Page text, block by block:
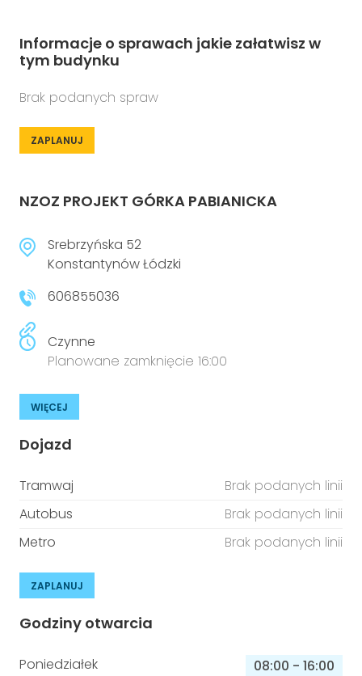
Informacje o sprawach jakie załatwisz w
tym budynku
Brak podanych spraw
ZAPLANUJ
NZOZ PROJEKT GÓRKA PABIANICKA
Srebrzyńska 52
Konstantynów Łódzki
606855036
Czynne
Planowane zamknięcie 16:00
WIĘCEJ
Dojazd
Tramwaj
Brak podanych linii
Autobus
Brak podanych linii
Metro
Brak podanych linii
ZAPLANUJ
Godziny otwarcia
Poniedziałek 08:00 - 16:00